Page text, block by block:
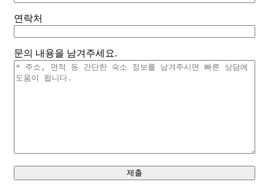
연락처
문의 내용을 남겨주세요.